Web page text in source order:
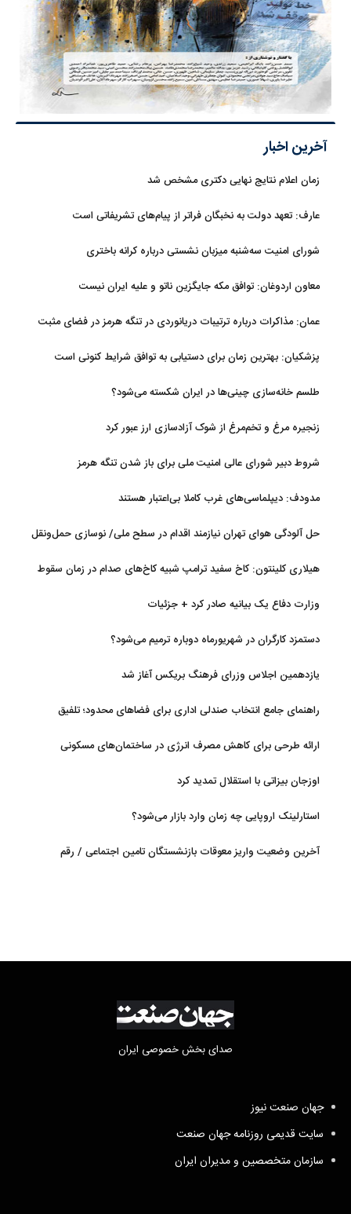
آخرین اخبار
زمان اعلام نتایج نهایی دکتری مشخص شد
عارف: تعهد دولت به نخبگان فراتر از پیام‎‌های تشریفاتی است
شورای امنیت سه‌شنبه میزبان نشستی درباره کرانه باختری
معاون اردوغان: توافق مکه جایگزین ناتو و علیه ایران نیست
عمان: مذاکرات درباره ترتیبات دریانوردی در تنگه هرمز در فضای مثبت
پزشکیان‌: بهترین زمان برای دستیابی به توافق شرایط کنونی است
طلسم خانه‌سازی چینی‌ها در ایران شکسته می‌شود؟
زنجیره مرغ و تخم‌مرغ از شوک آزادسازی ارز عبور کرد
شروط دبیر شورای عالی امنیت ملی برای باز شدن تنگه هرمز
مدودف: دیپلماسی‌های غرب کاملا بی‌اعتبار هستند
حل آلودگی هوای تهران نیازمند اقدام در سطح ملی/ نوسازی حمل‌ونقل
هیلاری کلینتون: کاخ سفید ترامپ شبیه کاخ‌های صدام در زمان سقوط
وزارت دفاع یک بیانیه صادر کرد + جزئیات
دستمزد کارگران در شهریورماه دوباره ترمیم می‌شود؟
یازدهمین اجلاس وزرای فرهنگ بریکس آغاز شد
راهنمای جامع انتخاب صندلی اداری برای فضاهای محدود؛ تلفیق
ارائه طرحی برای کاهش مصرف انرژی در ساختمان‌های مسکونی
اوزجان بیزاتی با استقلال تمدید کرد
استارلینک اروپایی چه زمان وارد بازار می‌شود؟
آخرین وضعیت واریز معوقات بازنشستگان تامین اجتماعی / رقم
صدای بخش خصوصی ایران
جهان صنعت نیوز
سایت قدیمی روزنامه جهان صنعت
سازمان متخصصین و مدیران ایران